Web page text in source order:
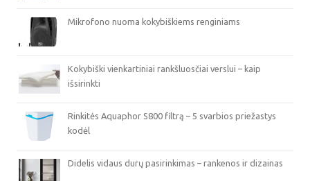
Mikrofono nuoma kokybiškiems renginiams
Kokybiški vienkartiniai rankšluosčiai verslui – kaip
išsirinkti
Rinkitės Aquaphor S800 filtrą – 5 svarbios priežastys
kodėl
Didelis vidaus durų pasirinkimas – rankenos ir dizainas